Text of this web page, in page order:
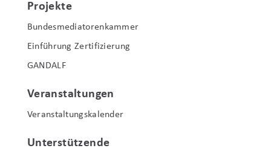
Projekte
Bundesmediatorenkammer
Einführung Zertifizierung
GANDALF
Veranstaltungen
Veranstaltungskalender
Unterstützende